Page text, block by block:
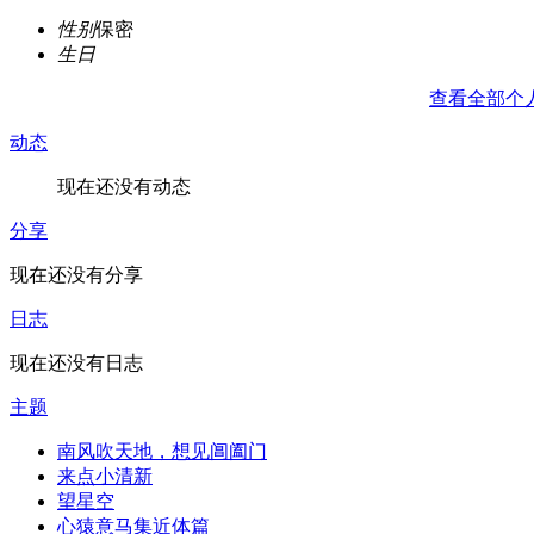
性别保密
生日
查看全部个
动态
现在还没有动态
分享
现在还没有分享
日志
现在还没有日志
主题
南风吹天地，想见阊阖门
来点小清新
望星空
心猿意马集近体篇